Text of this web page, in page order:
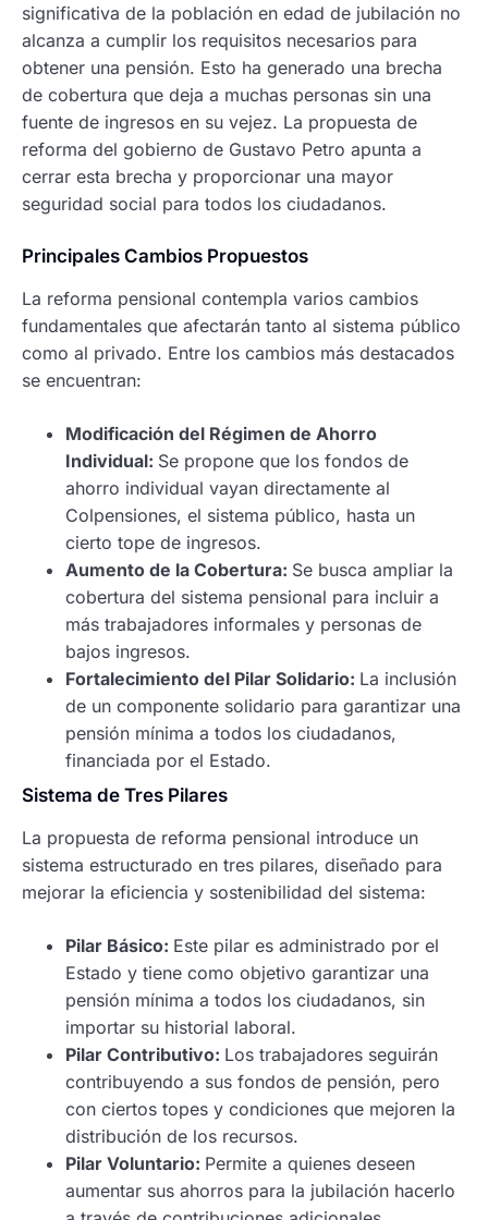
significativa de la población en edad de jubilación no
alcanza a cumplir los requisitos necesarios para
obtener una pensión. Esto ha generado una brecha
de cobertura que deja a muchas personas sin una
fuente de ingresos en su vejez. La propuesta de
reforma del gobierno de Gustavo Petro apunta a
cerrar esta brecha y proporcionar una mayor
seguridad social para todos los ciudadanos.
Principales Cambios Propuestos
La reforma pensional contempla varios cambios
fundamentales que afectarán tanto al sistema público
como al privado. Entre los cambios más destacados
se encuentran:
Modificación del Régimen de Ahorro
Individual: Se propone que los fondos de
ahorro individual vayan directamente al
Colpensiones, el sistema público, hasta un
cierto tope de ingresos.
Aumento de la Cobertura: Se busca ampliar la
cobertura del sistema pensional para incluir a
más trabajadores informales y personas de
bajos ingresos.
Fortalecimiento del Pilar Solidario: La inclusión
de un componente solidario para garantizar una
pensión mínima a todos los ciudadanos,
financiada por el Estado.
Sistema de Tres Pilares
La propuesta de reforma pensional introduce un
sistema estructurado en tres pilares, diseñado para
mejorar la eficiencia y sostenibilidad del sistema:
Pilar Básico: Este pilar es administrado por el
Estado y tiene como objetivo garantizar una
pensión mínima a todos los ciudadanos, sin
importar su historial laboral.
Pilar Contributivo: Los trabajadores seguirán
contribuyendo a sus fondos de pensión, pero
con ciertos topes y condiciones que mejoren la
distribución de los recursos.
Pilar Voluntario: Permite a quienes deseen
aumentar sus ahorros para la jubilación hacerlo